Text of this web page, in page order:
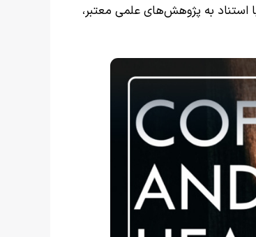
استناد به پژوهش‌های علمی معتبر،